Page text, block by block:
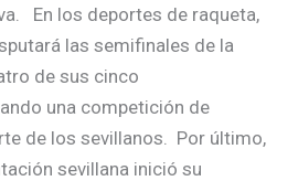
En los deportes de raqueta,
las semifinales de la
de sus cinco
una competición de
de los sevillanos. Por último,
sevillana inició su